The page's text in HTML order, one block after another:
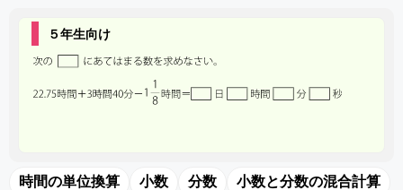
５年生向け
時間の単位換算 小数 分数 小数と分数の混合計算